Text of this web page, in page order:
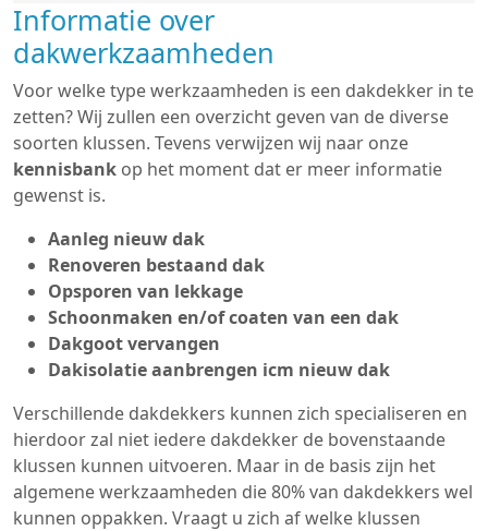
Informatie over
dakwerkzaamheden
Voor welke type werkzaamheden is een dakdekker in te
zetten? Wij zullen een overzicht geven van de diverse
soorten klussen. Tevens verwijzen wij naar onze
kennisbank op het moment dat er meer informatie
gewenst is.
Aanleg nieuw dak
Renoveren bestaand dak
Opsporen van lekkage
Schoonmaken en/of coaten van een dak
Dakgoot vervangen
Dakisolatie aanbrengen icm nieuw dak
Verschillende dakdekkers kunnen zich specialiseren en
hierdoor zal niet iedere dakdekker de bovenstaande
klussen kunnen uitvoeren. Maar in de basis zijn het
algemene werkzaamheden die 80% van dakdekkers wel
kunnen oppakken. Vraagt u zich af welke klussen